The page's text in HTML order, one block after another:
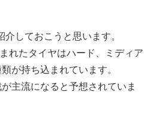
しておこうと思います。
れたタイヤはハード、ミディア
が持ち込まれています。
主流になると予想されていま